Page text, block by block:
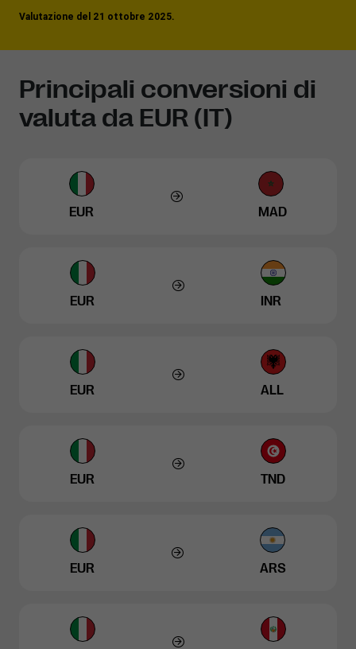
Valutazione del 21 ottobre 2025.
Principali conversioni di
valuta da EUR (IT)
EUR MAD
EUR INR
EUR ALL
EUR TND
EUR ARS